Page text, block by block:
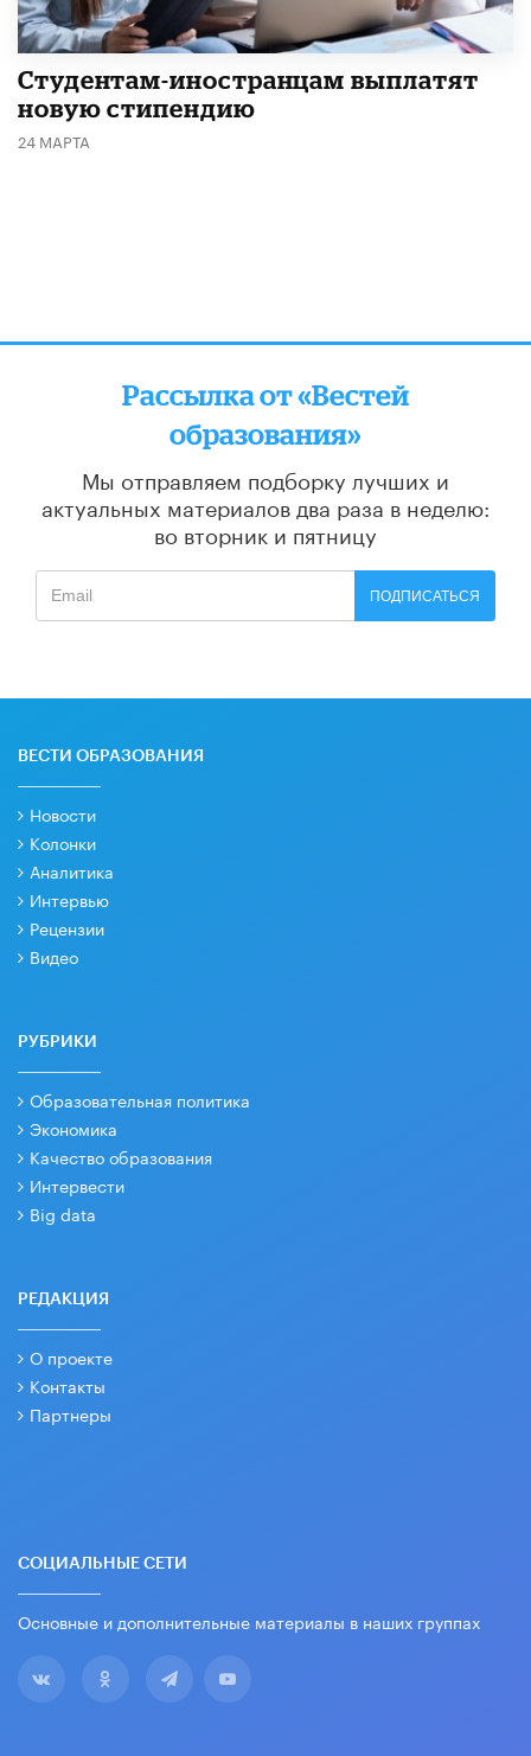
Студентам-иностранцам выплатят
новую стипендию
24 МАРТА
Рассылка от «Вестей
образования»
Мы отправляем подборку лучших и
актуальных материалов два раза в неделю:
во вторник и пятницу
ПОДПИСАТЬСЯ
ВЕСТИ ОБРАЗОВАНИЯ
Новости
Колонки
Аналитика
Интервью
Рецензии
Видео
РУБРИКИ
Образовательная политика
Экономика
Качество образования
Интервести
Big data
РЕДАКЦИЯ
О проекте
Контакты
Партнеры
СОЦИАЛЬНЫЕ СЕТИ
Основные и дополнительные материалы в наших группах